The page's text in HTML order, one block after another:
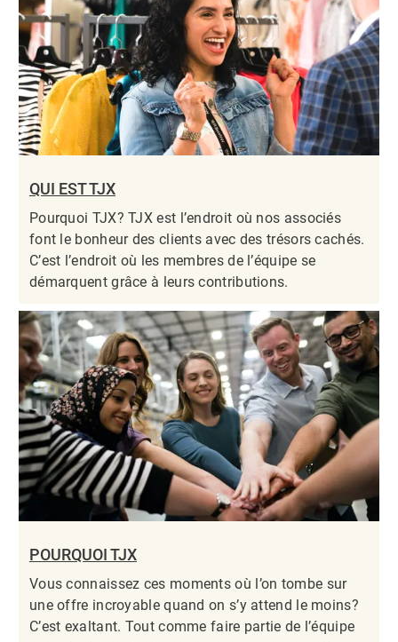
QUI EST TJX
Pourquoi TJX? TJX est l’endroit où nos associés
font le bonheur des clients avec des trésors cachés.
C’est l’endroit où les membres de l’équipe se
démarquent grâce à leurs contributions.​​​​​​​
POURQUOI TJX
Vous connaissez ces moments où l’on tombe sur
une offre incroyable quand on s’y attend le moins?
C’est exaltant. Tout comme faire partie de l’équipe